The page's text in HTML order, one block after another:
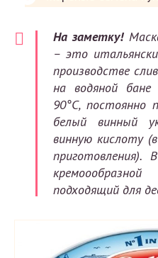
На заметку!
– это
производстве
на водяной бане
90°С, постоянно
белый винный
винную кислоту
кремоообразной
подходящий для